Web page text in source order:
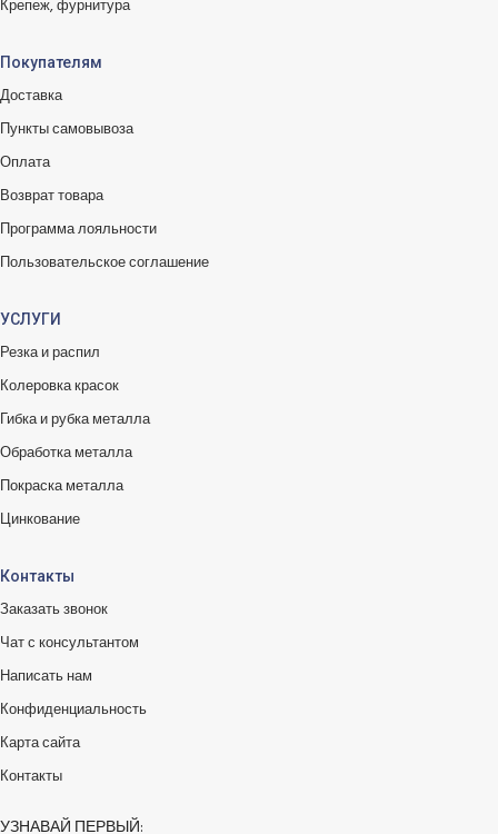
Крепеж, фурнитура
Покупателям
Доставка
Пункты самовывоза
Оплата
Возврат товара
Программа лояльности
Пользовательское соглашение
УСЛУГИ
Резка и распил
Колеровка красок
Гибка и рубка металла
Обработка металла
Покраска металла
Цинкование
Контакты
Заказать звонок
Чат с консультантом
Написать нам
Конфиденциальность
Карта сайта
Контакты
УЗНАВАЙ ПЕРВЫЙ: